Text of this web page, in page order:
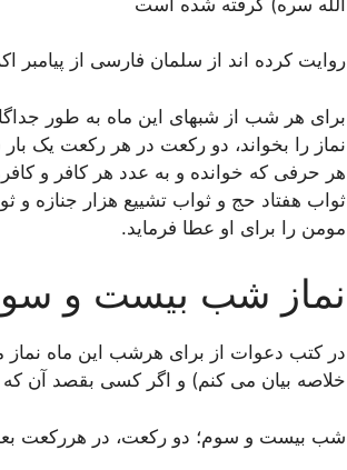
روایت کرده اند از سلمان فارسی از پیامبر
برای هر شب از شبهای این ماه به طور
نماز را بخواند، دو رکعت در هر رکعت یک
هر حرفی که خوانده و به عدد هر کافر و
ثواب هفتاد حج و ثواب تشییع هزار جنازه و
مومن را برای او عطا فرماید.
نماز شب بیست و
در کتب دعوات از براى هرشب این ماه
خلاصه بیان می کنم) و اگر کسى بقصد آن‌
شب بیست و سوم؛ دو رکعت، در هررکعت